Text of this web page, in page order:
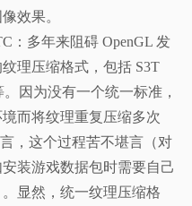
效果。
：多年来阻碍 OpenGL 发
理压缩格式，包括 S3T
因为没有一个统一标准，
而将纹理重复压缩多次
，这个过程苦不堪言（对
装游戏数据包时需要自己
显然，统一纹理压缩格